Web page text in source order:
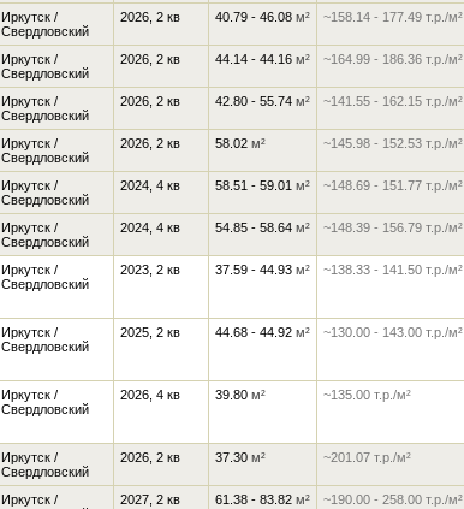
Иркутск /
Свердловский
2026, 2 кв 40.79 - 46.08 м² ~158.14- 177.49 т.р./м²
Иркутск /
Свердловский
2026, 2 кв 44.14 - 44.16 м² ~164.99- 186.36 т.р./м²
Иркутск /
Свердловский
2026, 2 кв 42.80 - 55.74 м² ~141.55- 162.15 т.р./м²
Иркутск /
Свердловский
2026, 2 кв 58.02 м² ~145.98- 152.53 т.р./м²
Иркутск /
Свердловский
2024, 4 кв 58.51 - 59.01 м² ~148.69- 151.77 т.р./м²
Иркутск /
Свердловский
2024, 4 кв 54.85 - 58.64 м² ~148.39- 156.79 т.р./м²
Иркутск /
Свердловский
2023, 2 кв 37.59 - 44.93 м² ~138.33- 141.50 т.р./м²
Иркутск /
Свердловский
2025, 2 кв 44.68 - 44.92 м² ~130.00- 143.00 т.р./м²
Иркутск /
Свердловский
2026, 4 кв 39.80 м² ~135.00 т.р./м²
Иркутск /
Свердловский
2026, 2 кв 37.30 м² ~201.07 т.р./м²
Иркутск /
2027, 2 кв 61.38 - 83.82 м² ~190.00- 258.00 т.р./м²